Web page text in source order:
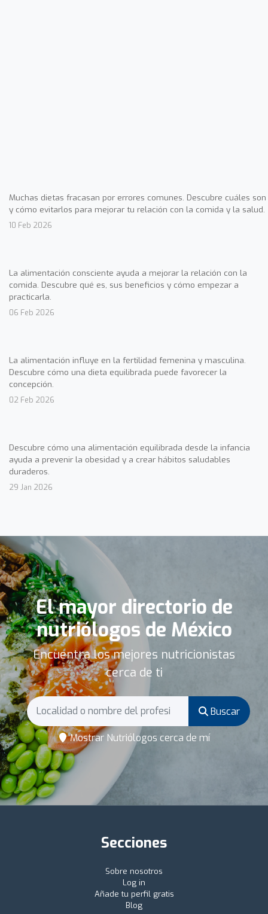
Muchas dietas fracasan por errores comunes. Descubre cuáles son
y cómo evitarlos para mejorar tu relación con la comida y la salud.
10 Feb 2026
La alimentación consciente ayuda a mejorar la relación con la
comida. Descubre qué es, sus beneficios y cómo empezar a
practicarla.
06 Feb 2026
La alimentación influye en la fertilidad femenina y masculina.
Descubre cómo una dieta equilibrada puede favorecer la
concepción.
02 Feb 2026
Descubre cómo una alimentación equilibrada desde la infancia
ayuda a prevenir la obesidad y a crear hábitos saludables
duraderos.
29 Jan 2026
El mayor directorio de
nutriólogos de México
Encuentra los mejores nutricionistas
cerca de ti
Buscar
Mostrar Nutriólogos cerca de mí
Secciones
Sobre nosotros
Log in
Añade tu perfil gratis
Blog